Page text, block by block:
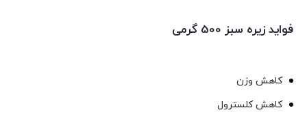
فواید زیره سبز 500 گرمی
کاهش وزن
کاهش کلسترول